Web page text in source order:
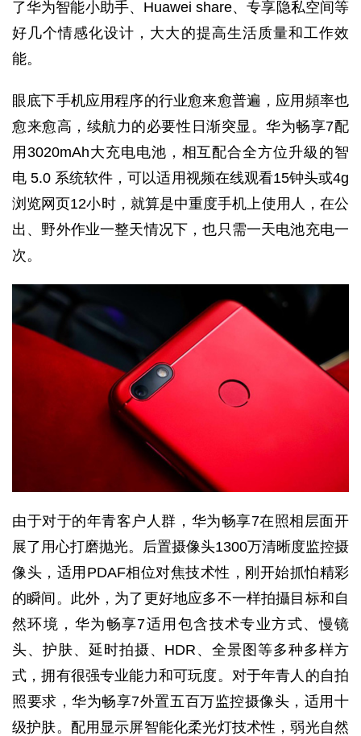
了华为智能小助手、Huawei share、专享隐私空间等
好几个情感化设计，大大的提高生活质量和工作效
能。
眼底下手机应用程序的行业愈来愈普遍，应用頻率也
愈来愈高，续航力的必要性日渐突显。华为畅享7配
用3020mAh大充电电池，相互配合全方位升級的智
电 5.0 系统软件，可以适用视频在线观看15钟头或4g
浏览网页12小时，就算是中重度手机上使用人，在公
出、野外作业一整天情况下，也只需一天电池充电一
次。
由于对于的年青客户人群，华为畅享7在照相层面开
展了用心打磨抛光。后置摄像头1300万清晰度监控摄
像头，适用PDAF相位对焦技术性，刚开始抓怕精彩
的瞬间。此外，为了更好地应多不一样拍攝目标和自
然环境，华为畅享7适用包含技术专业方式、慢镜
头、护肤、延时拍摄、HDR、全景图等多种多样方
式，拥有很强专业能力和可玩度。对于年青人的自拍
照要求，华为畅享7外置五百万监控摄像头，适用十
级护肤。配用显示屏智能化柔光灯技术性，弱光自然